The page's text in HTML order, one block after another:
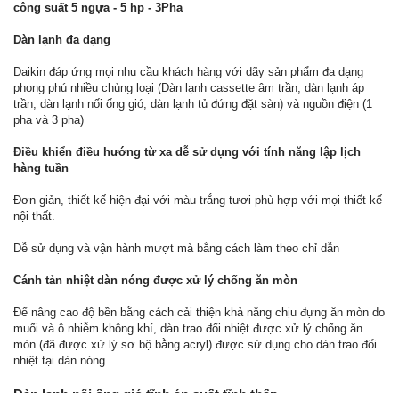
công suất 5 ngựa - 5 hp - 3Pha
Dàn lạnh đa dạng
Daikin đáp ứng mọi nhu cầu khách hàng với dãy sản phẩm đa dạng
phong phú nhiều chủng loại (Dàn lạnh cassette âm trần, dàn lạnh áp
trần, dàn lạnh nối ống gió, dàn lạnh tủ đứng đặt sàn) và nguồn điện (1
pha và 3 pha)
Điều khiển điều hướng từ xa dễ sử dụng với tính năng lập lịch
hàng tuần
Đơn giản, thiết kế hiện đại với màu trắng tươi phù hợp với mọi thiết kế
nội thất.
Dễ sử dụng và vận hành mượt mà bằng cách làm theo chỉ dẫn
Cánh tản nhiệt dàn nóng được xử lý chống ăn mòn
Để nâng cao độ bền bằng cách cải thiện khả năng chịu đựng ăn mòn do
muối và ô nhiễm không khí, dàn trao đổi nhiệt được xử lý chống ăn
mòn (đã được xử lý sơ bộ bằng acryl) được sử dụng cho dàn trao đổi
nhiệt tại dàn nóng.